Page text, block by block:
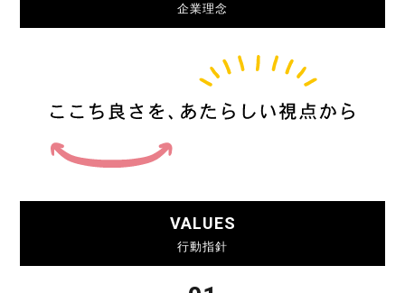
企業理念
VALUES
行動指針